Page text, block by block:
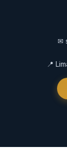
✉
📍